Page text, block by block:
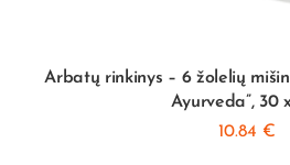
Arbatų rinkinys – 6 žolelių
Ayurveda”, 30
10.84 €